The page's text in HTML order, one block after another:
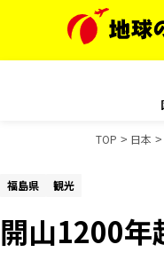
TOP 日本
福島県 観光
開山1200年